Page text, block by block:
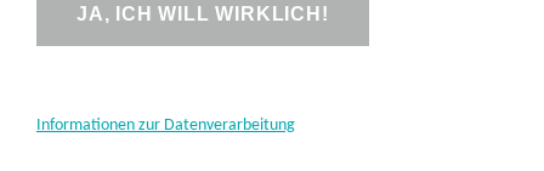
Informationen zur Datenverarbeitung